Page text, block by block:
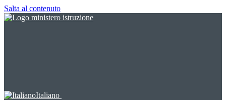
Salta al contenuto
Italiano